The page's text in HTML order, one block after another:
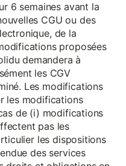
6 semaines avant la
CGU ou des
de la
proposées
demandera à
les CGV
Les modifications
les modifications
de (i) modifications
pas les
les dispositions
des services